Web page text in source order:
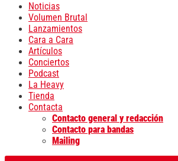
Noticias
Volumen Brutal
Lanzamientos
Cara a Cara
Artículos
Conciertos
Podcast
La Heavy
Tienda
Contacta
Contacto general y redacción
Contacto para bandas
Mailing